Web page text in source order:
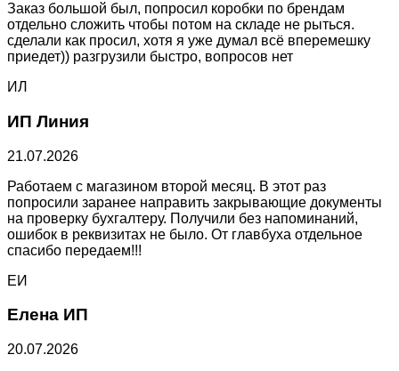
Заказ большой был, попросил коробки по брендам
отдельно сложить чтобы потом на складе не рыться.
сделали как просил, хотя я уже думал всё вперемешку
приедет)) разгрузили быстро, вопросов нет
ИЛ
ИП Линия
21.07.2026
Работаем с магазином второй месяц. В этот раз
попросили заранее направить закрывающие документы
на проверку бухгалтеру. Получили без напоминаний,
ошибок в реквизитах не было. От главбуха отдельное
спасибо передаем!!!
ЕИ
Елена ИП
20.07.2026